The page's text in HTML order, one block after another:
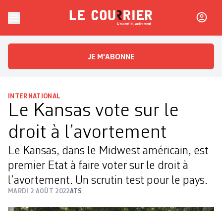
Le CourrierL'essentiel, autrement
JE M'ABONNE
INTERNATIONAL
Le Kansas vote sur le
droit à l’avortement
Le Kansas, dans le Midwest américain, est
premier Etat à faire voter sur le droit à
l’avortement. Un scrutin test pour le pays.
MARDI 2 AOÛT 2022ATS